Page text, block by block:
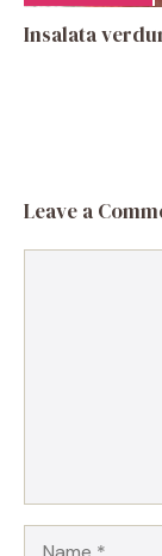
Insalata
Leave a